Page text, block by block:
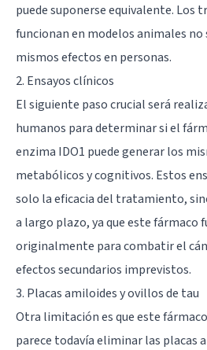
puede suponerse equivalente. Los
funcionan en modelos animales
mismos efectos en personas.
2. Ensayos clínicos
El siguiente paso crucial será
humanos para determinar si el
enzima IDO1 puede generar los
metabólicos y cognitivos. Estos
solo la eficacia del tratamiento,
a largo plazo, ya que este fármaco
originalmente para combatir el
efectos secundarios imprevistos.
3. Placas amiloides y ovillos de tau
Otra limitación es que este
parece todavía eliminar las placas